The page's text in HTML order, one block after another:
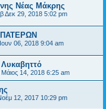
Νέας Μάκρης
Δεκ 29, 2018 5:02 pm
ΠΑΤΕΡΩΝ
06, 2018 9:04 am
14, 2018 6:25 am
12, 2017 10:29 pm